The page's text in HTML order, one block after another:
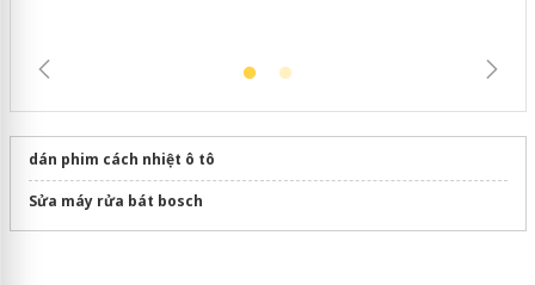
dán phim cách nhiệt ô tô
Sửa máy rửa bát bosch